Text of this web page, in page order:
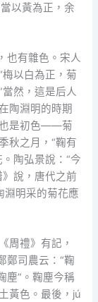
以黃為正，余
也有雜色。宋人
以白為正，菊
然，這是后人
陶淵明的時期
也是初色——菊
秋之月，“鞠有
陶弘景說：“今
說，唐代之前
淵明采的菊花應
周禮》有記，
鄭司農云：“鞠
塵”。鞠塵今稱
黃色。最後，jú